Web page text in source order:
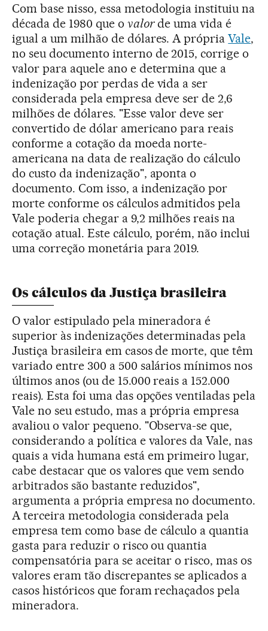
Com base nisso, essa metodologia instituiu na
década de 1980 que o valorde uma vida é
igual a um milhão de dólares. A própriaVale,
no seu documento interno de 2015, corrige o
valor para aquele ano e determina que a
indenização por perdas de vida a ser
considerada pela empresa deve ser de 2,6
milhões de dólares. "Esse valor deve ser
convertido de dólar americano para reais
conforme a cotação da moeda norte-
americana na data de realização do cálculo
do custo da indenização", aponta o
documento. Com isso, a indenização por
morte conforme os cálculos admitidos pela
Vale poderia chegar a 9,2 milhões reais na
cotação atual. Este cálculo, porém, não inclui
uma correção monetária para 2019.
Os cálculos da Justiça brasileira
O valor estipulado pela mineradora é
superior às indenizações determinadas pela
Justiça brasileira em casos de morte, que têm
variado entre 300 a 500 salários mínimos nos
últimos anos (ou de 15.000 reais a 152.000
reais). Esta foi uma das opções ventiladas pela
Vale no seu estudo, mas a própria empresa
avaliou o valor pequeno. "Observa-se que,
considerando a política e valores da Vale, nas
quais a vida humana está em primeiro lugar,
cabe destacar que os valores que vem sendo
arbitrados são bastante reduzidos",
argumenta a própria empresa no documento.
A terceira metodologia considerada pela
empresa tem como base de cálculo a quantia
gasta para reduzir o risco ou quantia
compensatória para se aceitar o risco, mas os
valores eram tão discrepantes se aplicados a
casos históricos que foram rechaçados pela
mineradora.